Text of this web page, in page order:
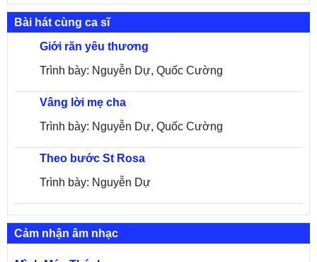
Bài hát cùng ca sĩ
Giới răn yêu thương
Trình bày: Nguyễn Dự, Quốc Cường
Vâng lời mẹ cha
Trình bày: Nguyễn Dự, Quốc Cường
Theo bước St Rosa
Trình bày: Nguyễn Dự
Cảm nhận âm nhạc